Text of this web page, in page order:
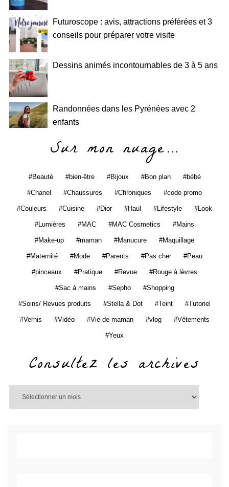
Futuroscope : avis, attractions préférées et 3
conseils pour préparer votre visite
Dessins animés incontournables de 3 à 5 ans
Randonnées dans les Pyrénées avec 2
enfants
Sur mon nuage…
Beauté bien-être Bijoux Bon plan bébé
Chanel Chaussures Chroniques code promo
Couleurs Cuisine Dior Haul Lifestyle Look
Lumières MAC MAC Cosmetics Mains
Make-up maman Manucure Maquillage
Maternité Mode Parents Pas cher Peau
pinceaux Pratique Revue Rouge à lèvres
Sac à mains Sepho Shopping
Soins/ Revues produits Stella & Dot Teint Tutoriel
Vernis Vidéo Vie de maman vlog Vêtements
Yeux
Consultez les archives